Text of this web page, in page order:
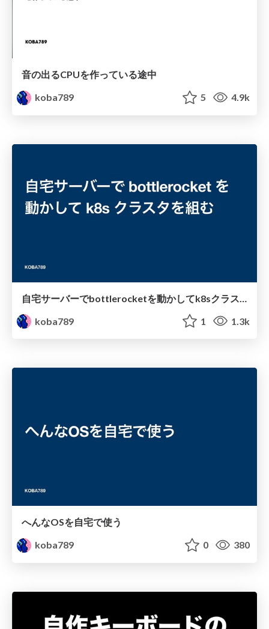
音の出るCPUを作っている途中
koba789
5 4.9k
koba789
1 1.3k
へんなOSを自宅で使う
koba789
0 380